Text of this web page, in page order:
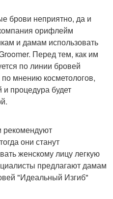
брови неприятно, да и
орифлейм
и дамам использовать
Перед тем, как им
по линии бровей
мнению косметологов,
и процедура будет
рекомендуют
они станут
женскому лицу легкую
предлагают дамам
"Идеальный Изгиб"